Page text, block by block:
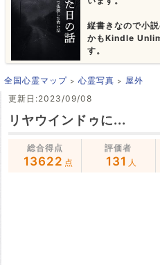
縦書きなので小
かもKindle
す。
全国心霊マップ 心霊写真
屋外
更新日:2023/09/08
リヤウインドゥに...
総合得点
13622 点
評価者
131 人